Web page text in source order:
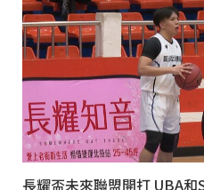
長耀盃未來聯盟開打 UBA和